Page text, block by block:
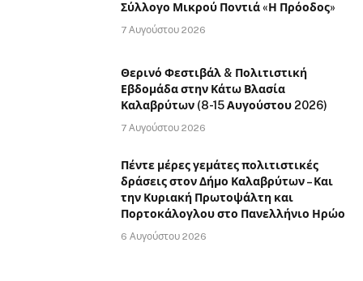
Σύλλογο Μικρού Ποντιά «Η Πρόοδος»
7 Αυγούστου 2026
Θερινό Φεστιβάλ & Πολιτιστική
Εβδομάδα στην Κάτω Βλασία
Καλαβρύτων (8-15 Αυγούστου 2026)
7 Αυγούστου 2026
Πέντε μέρες γεμάτες πολιτιστικές
δράσεις στον Δήμο Καλαβρύτων – Και
την Κυριακή Πρωτοψάλτη και
Πορτοκάλογλου στο Πανελλήνιο Ηρώο
6 Αυγούστου 2026